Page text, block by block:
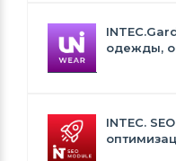
одежды,
INTEC.